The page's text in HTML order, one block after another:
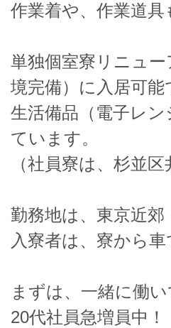
作業着や、作業道
単独個室寮リニュ
境完備）に入居可能
生活備品（電子レ
ています。
（社員寮は、杉並
勤務地は、東京近
入寮者は、寮から
まずは、一緒に働
20代社員急増員中！